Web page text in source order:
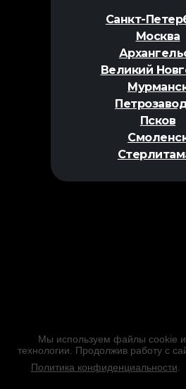
Санкт-
Москва
Великий
Псков
Мы используем файлы cookie
технологии. Продолжив работу с
Политика конфиденциальности